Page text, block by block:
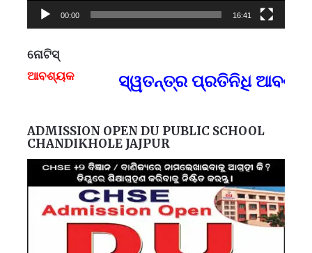
00:00 16:41
ନୋଟିସ୍
ସ୍ୱତନ୍ତ୍ର ପ୍ରତିନିଧି ଆବଶ୍ୟକ,
ADMISSION OPEN DU PUBLIC SCHOOL
CHANDIKHOLE JAJPUR